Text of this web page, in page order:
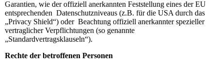
Garantien, wie der offiziell anerkannten Feststellung eines der EU
entsprechenden Datenschutzniveaus (z.B. für die USA durch das
„Privacy Shield“) oder Beachtung offiziell anerkannter spezieller
vertraglicher Verpflichtungen (so genannte
„Standardvertragsklauseln“).
Rechte der betroffenen Personen